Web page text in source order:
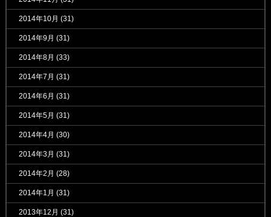
2014年10月 (31)
2014年9月 (31)
2014年8月 (33)
2014年7月 (31)
2014年6月 (31)
2014年5月 (31)
2014年4月 (30)
2014年3月 (31)
2014年2月 (28)
2014年1月 (31)
2013年12月 (31)